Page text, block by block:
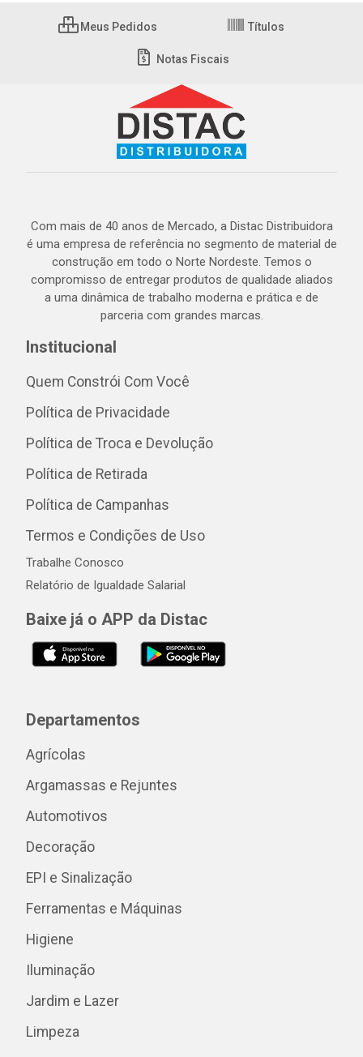
Meus Pedidos Títulos
Notas Fiscais
Com mais de 40 anos de Mercado, a Distac Distribuidora
é uma empresa de referência no segmento de material de
construção em todo o Norte Nordeste. Temos o
compromisso de entregar produtos de qualidade aliados
a uma dinâmica de trabalho moderna e prática e de
parceria com grandes marcas.
Institucional
Quem Constrói Com Você
Política de Privacidade
Política de Troca e Devolução
Política de Retirada
Política de Campanhas
Termos e Condições de Uso
Trabalhe Conosco
Relatório de Igualdade Salarial
Baixe já o APP da Distac
Departamentos
Agrícolas
Argamassas e Rejuntes
Automotivos
Decoração
EPI e Sinalização
Ferramentas e Máquinas
Higiene
Iluminação
Jardim e Lazer
Limpeza